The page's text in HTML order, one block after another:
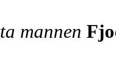
mannen